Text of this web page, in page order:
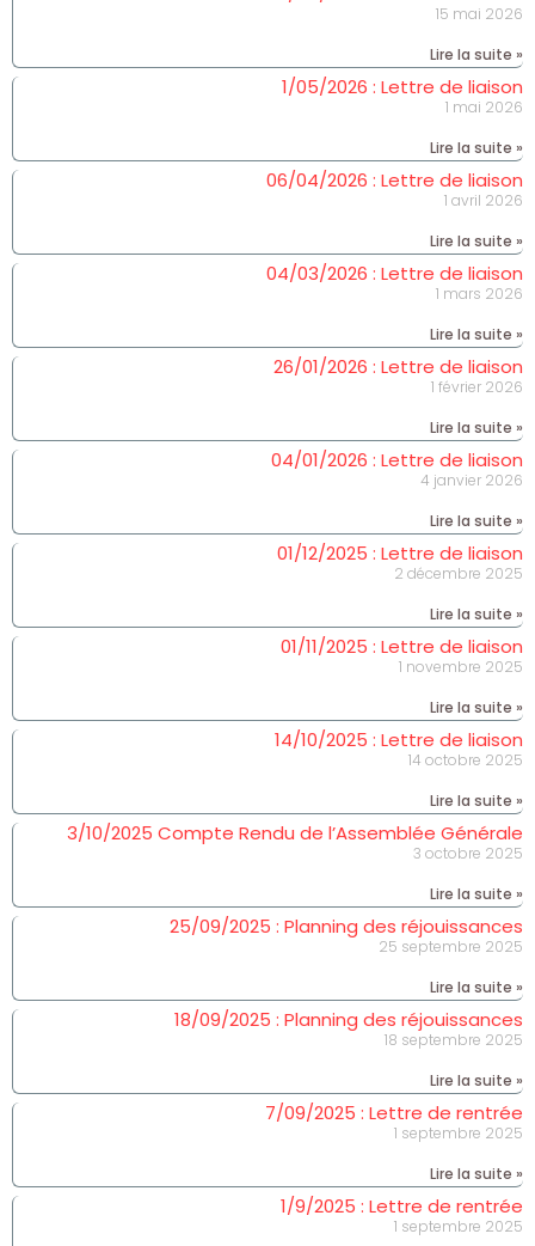
15 mai 2026
Lire la suite »
1/05/2026 : Lettre de liaison
1 mai 2026
Lire la suite »
06/04/2026 : Lettre de liaison
1 avril 2026
Lire la suite »
04/03/2026 : Lettre de liaison
1 mars 2026
Lire la suite »
26/01/2026 : Lettre de liaison
1 février 2026
Lire la suite »
04/01/2026 : Lettre de liaison
4 janvier 2026
Lire la suite »
01/12/2025 : Lettre de liaison
2 décembre 2025
Lire la suite »
01/11/2025 : Lettre de liaison
1 novembre 2025
Lire la suite »
14/10/2025 : Lettre de liaison
14 octobre 2025
Lire la suite »
3/10/2025 Compte Rendu de l’Assemblée Générale
3 octobre 2025
Lire la suite »
25/09/2025 : Planning des réjouissances
25 septembre 2025
Lire la suite »
18/09/2025 : Planning des réjouissances
18 septembre 2025
Lire la suite »
7/09/2025 : Lettre de rentrée
1 septembre 2025
Lire la suite »
1/9/2025 : Lettre de rentrée
1 septembre 2025